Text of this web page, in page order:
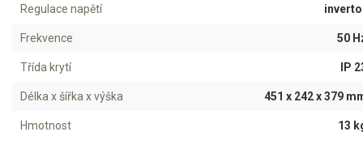
Sněhové frézy
Vertikutátory
Regulace napětí
Frekvence 50
Třída krytí IP
Délka x šířka x výška 451 x 242 x 379
Hmotnost 13